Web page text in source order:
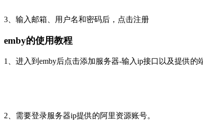
3、输入邮箱、用户名和密码后，点击注册
emby的使用教程
1、进入到emby后点击添加服务器-输入ip接口以及提供的
2、需要登录服务器ip提供的阿里资源账号。